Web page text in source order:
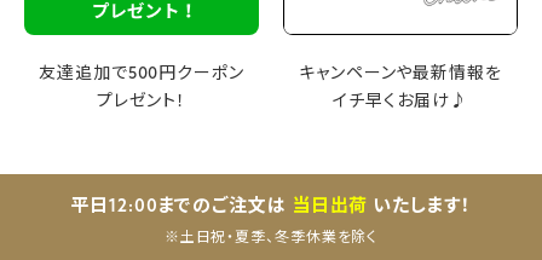
友達追加で500円クーポン
プレゼント！
キャンペーンや最新情報を
イチ早くお届け♪
平日12:00までのご注文は 当日出荷 いたします！
※土日祝・夏季、冬季休業を除く